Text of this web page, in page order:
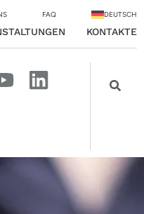
FAQ DEUTSCH
KONTAKTE